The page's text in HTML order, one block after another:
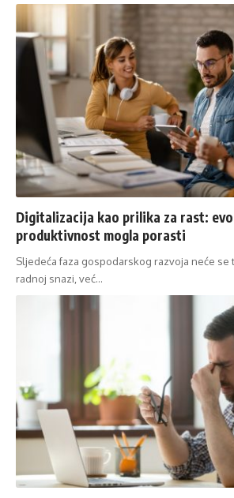
Digitalizacija kao prilika za rast:
produktivnost mogla porasti
Sljedeća faza gospodarskog razvoja neće se
radnoj snazi, već…